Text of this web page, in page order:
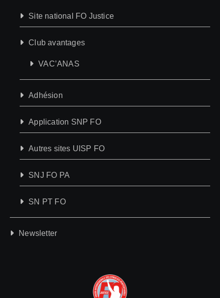
Site national FO Justice
Club avantages
VAC’ANAS
Adhésion
Application SNP FO
Autres sites UISP FO
SNJ FO PA
SN PT FO
Newsletter